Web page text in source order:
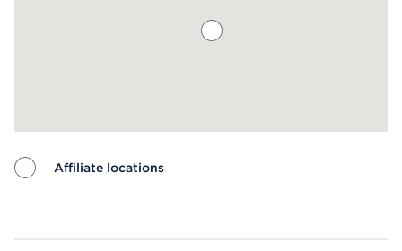
Affiliate locations